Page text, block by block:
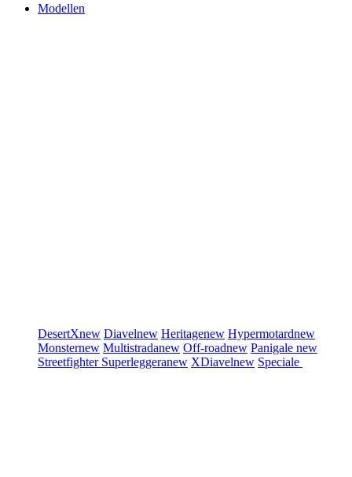
Modellen
DesertXnew Diavelnew Heritagenew Hypermotardnew
Monsternew Multistradanew Off-roadnew Panigale new
Streetfighter Superleggeranew XDiavelnew Speciale